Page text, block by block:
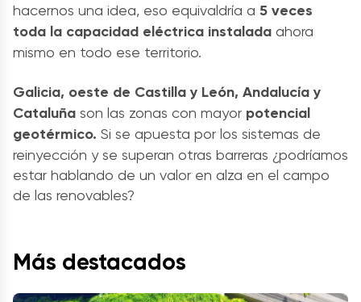
hacernos una idea, eso equivaldría a 5 veces
toda la capacidad eléctrica instalada ahora
mismo en todo ese territorio.
Galicia, oeste de Castilla y León, Andalucía y
Cataluña son las zonas con mayor potencial
geotérmico. Si se apuesta por los sistemas de
reinyección y se superan otras barreras ¿podríamos
estar hablando de un valor en alza en el campo
de las renovables?
Más destacados